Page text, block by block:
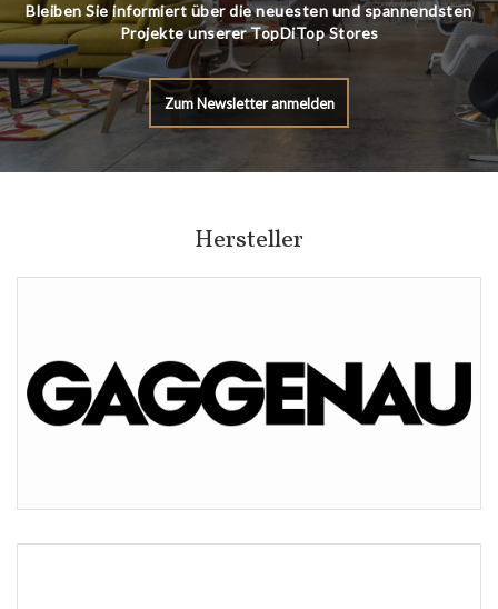
Bleiben Sie informiert über die neuesten und spannendsten
Projekte unserer TopDiTop Stores
Zum Newsletter anmelden
Hersteller